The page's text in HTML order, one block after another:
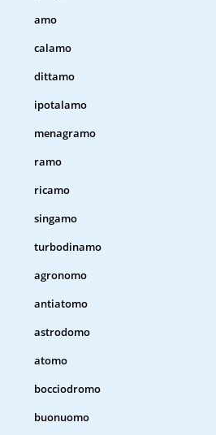
amo
calamo
dittamo
ipotalamo
menagramo
ramo
ricamo
singamo
turbodinamo
agronomo
antiatomo
astrodomo
atomo
bocciodromo
buonuomo